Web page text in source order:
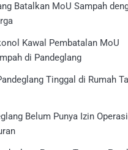
Batalkan MoU Sampah
Kawal Pembatalan MoU
di Pandeglang
Tinggal di Rumah
Belum Punya Izin